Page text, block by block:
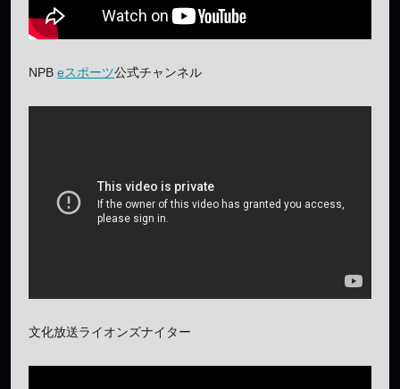
NPB eスポーツ公式チャンネル
文化放送ライオンズナイター